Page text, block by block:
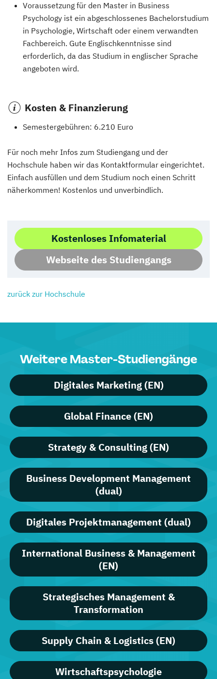
Voraussetzung für den Master in Business
Psychology ist ein abgeschlossenes Bachelorstudium
in Psychologie, Wirtschaft oder einem verwandten
Fachbereich. Gute Englischkenntnisse sind
erforderlich, da das Studium in englischer Sprache
angeboten wird​.
Kosten & Finanzierung
Semestergebühren: 6.210 Euro
Für noch mehr Infos zum Studiengang und der
Hochschule haben wir das Kontaktformular eingerichtet.
Einfach ausfüllen und dem Studium noch einen Schritt
näherkommen! Kostenlos und unverbindlich.
Kostenloses Infomaterial
Webseite des Studiengangs
zurück zur Hochschule
Weitere Master-Studiengänge
Digitales Marketing (EN)
Global Finance (EN)
Strategy & Consulting (EN)
Business Development Management
(dual)
Digitales Projektmanagement (dual)
International Business & Management
(EN)
Strategisches Management &
Transformation
Supply Chain & Logistics (EN)
Wirtschaftspsychologie